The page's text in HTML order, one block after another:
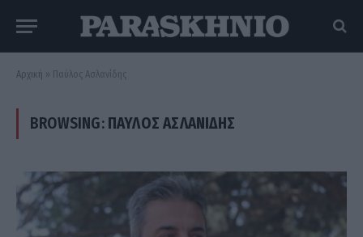
Αρχική » Παύλος Ασλανίδης
BROWSING: ΠΑΎΛΟΣ ΑΣΛΑΝΊΔΗΣ